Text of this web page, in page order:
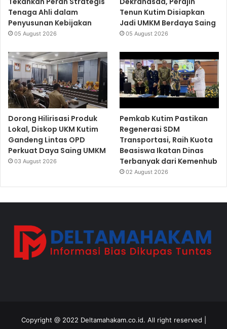
Tenaga Ahli dalam
Penyusunan Kebijakan
05 August 2026
Tenun Kutim Disiapkan
Jadi UMKM Berdaya Saing
05 August 2026
Dorong Hilirisasi Produk
Lokal, Diskop UKM Kutim
Gandeng Lintas OPD
Perkuat Daya Saing UMKM
03 August 2026
Pemkab Kutim Pastikan
Regenerasi SDM
Transportasi, Raih Kuota
Beasiswa Ikatan Dinas
Terbanyak dari Kemenhub
02 August 2026
Copyright @ 2022 Deltamahakam.co.id. All right reserved |